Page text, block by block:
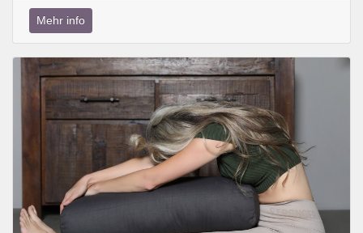
Mehr info